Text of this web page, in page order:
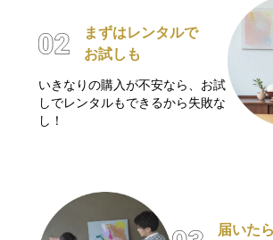
まずはレンタルで
お試しも
いきなりの購入が不安なら、お試
しでレンタルもできるから失敗な
し！
届いたら